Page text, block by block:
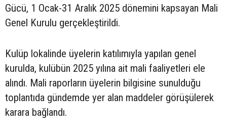
Gücü, 1 Ocak-31 Aralık 2025 dönemini kapsayan Mali
Genel Kurulu gerçekleştirildi.
Kulüp lokalinde üyelerin katılımıyla yapılan genel
kurulda, kulübün 2025 yılına ait mali faaliyetleri ele
alındı. Mali raporların üyelerin bilgisine sunulduğu
toplantıda gündemde yer alan maddeler görüşülerek
karara bağlandı.